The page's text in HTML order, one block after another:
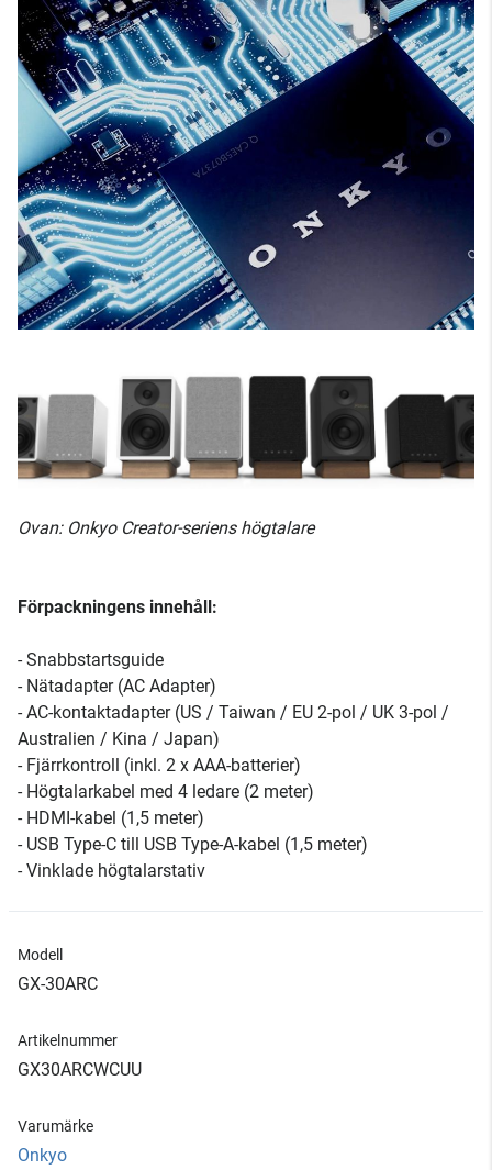
Ovan: Onkyo Creator-seriens högtalare
Förpackningens innehåll:
- Snabbstartsguide
- Nätadapter (AC Adapter)
- AC-kontaktadapter (US / Taiwan / EU 2-pol / UK 3-pol /
Australien / Kina / Japan)
- Fjärrkontroll (inkl. 2 x AAA-batterier)
- Högtalarkabel med 4 ledare (2 meter)
- HDMI-kabel (1,5 meter)
- USB Type-C till USB Type-A-kabel (1,5 meter)
- Vinklade högtalarstativ
Modell
GX-30ARC
Artikelnummer
GX30ARCWCUU
Varumärke
Onkyo